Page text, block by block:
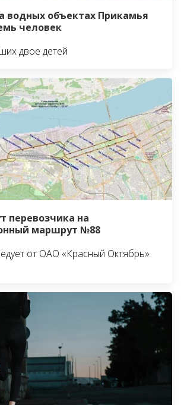
водных объектах Прикамья
человек
двое детей
перевозчика на
маршрут №88
от ОАО «Красный Октябрь»